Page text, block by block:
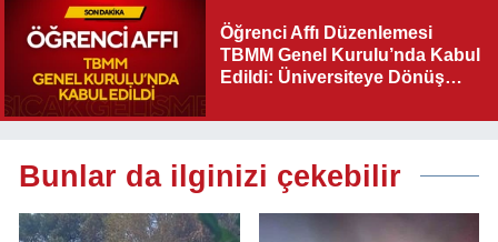
Öğrenci Affı Düzenlemesi
TBMM Genel Kurulu’nda Kabul
Edildi: Üniversiteye Dönüş
Bunlar da ilginizi çekebilir